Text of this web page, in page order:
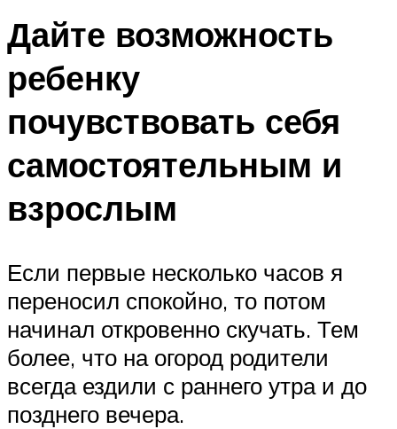
Дайте возможность
ребенку
почувствовать себя
самостоятельным и
взрослым
Если первые несколько часов я
переносил спокойно, то потом
начинал откровенно скучать. Тем
более, что на огород родители
всегда ездили с раннего утра и до
позднего вечера.